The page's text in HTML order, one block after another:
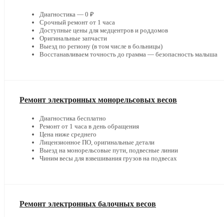
Диагностика — 0 ₽
Срочный ремонт от 1 часа
Доступные цены для медцентров и роддомов
Оригинальные запчасти
Выезд по региону (в том числе в больницы)
Восстанавливаем точность до грамма — безопасность малыша
Ремонт электронных монорельсовых весов
Диагностика бесплатно
Ремонт от 1 часа в день обращения
Цена ниже среднего
Лицензионное ПО, оригинальные детали
Выезд на монорельсовые пути, подвесные линии
Чиним весы для взвешивания грузов на подвесах
Ремонт электронных балочных весов